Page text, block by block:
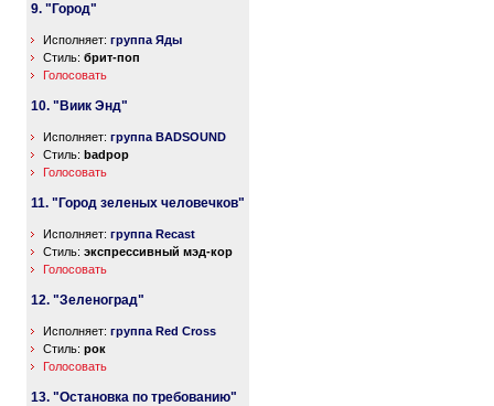
9. "Город"
Исполняет: группа Яды
Стиль: брит-поп
Голосовать
10. "Виик Энд"
Исполняет: группа BADSOUND
Стиль: badpop
Голосовать
11. "Город зеленых человечков"
Исполняет: группа Recast
Стиль: экспрессивный мэд-кор
Голосовать
12. "Зеленоград"
Исполняет: группа Red Cross
Стиль: рок
Голосовать
13. "Остановка по требованию"